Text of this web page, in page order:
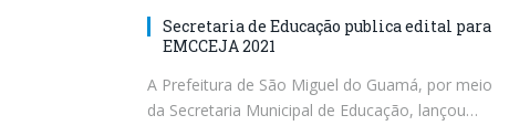
Secretaria de Educação publica edital para
EMCCEJA 2021
A Prefeitura de São Miguel do Guamá, por meio
da Secretaria Municipal de Educação, lançou…